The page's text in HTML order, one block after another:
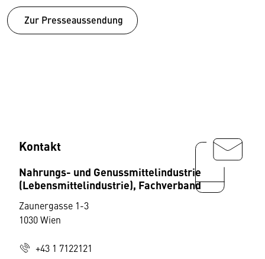
Zur Presseaussendung
Kontakt
Nahrungs- und Genussmittelindustrie
(Lebensmittelindustrie), Fachverband
Zaunergasse 1-3
1030 Wien
+43 1 7122121